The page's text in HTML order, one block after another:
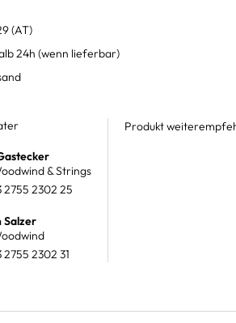
(AT)
24h (wenn lieferbar)
& Strings
2755 2302 25
Salzer
2755 2302 31
Produkt